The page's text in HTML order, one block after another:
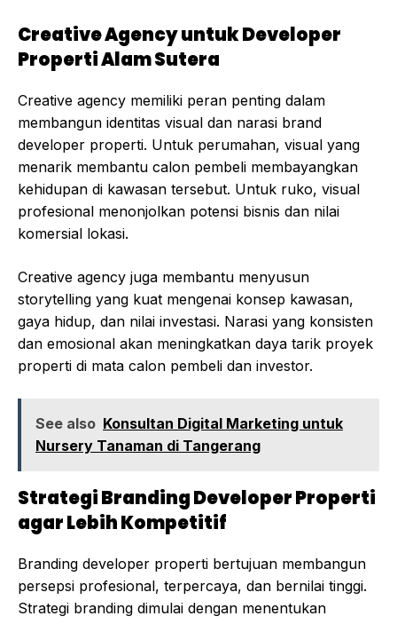
Creative Agency untuk Developer
Properti Alam Sutera
Creative agency memiliki peran penting dalam
membangun identitas visual dan narasi brand
developer properti. Untuk perumahan, visual yang
menarik membantu calon pembeli membayangkan
kehidupan di kawasan tersebut. Untuk ruko, visual
profesional menonjolkan potensi bisnis dan nilai
komersial lokasi.
Creative agency juga membantu menyusun
storytelling yang kuat mengenai konsep kawasan,
gaya hidup, dan nilai investasi. Narasi yang konsisten
dan emosional akan meningkatkan daya tarik proyek
properti di mata calon pembeli dan investor.
See also Konsultan Digital Marketing untuk
Nursery Tanaman di Tangerang
Strategi Branding Developer Properti
agar Lebih Kompetitif
Branding developer properti bertujuan membangun
persepsi profesional, terpercaya, dan bernilai tinggi.
Strategi branding dimulai dengan menentukan